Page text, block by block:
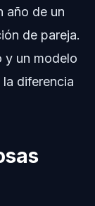
año de un
de pareja.
y un modelo
diferencia